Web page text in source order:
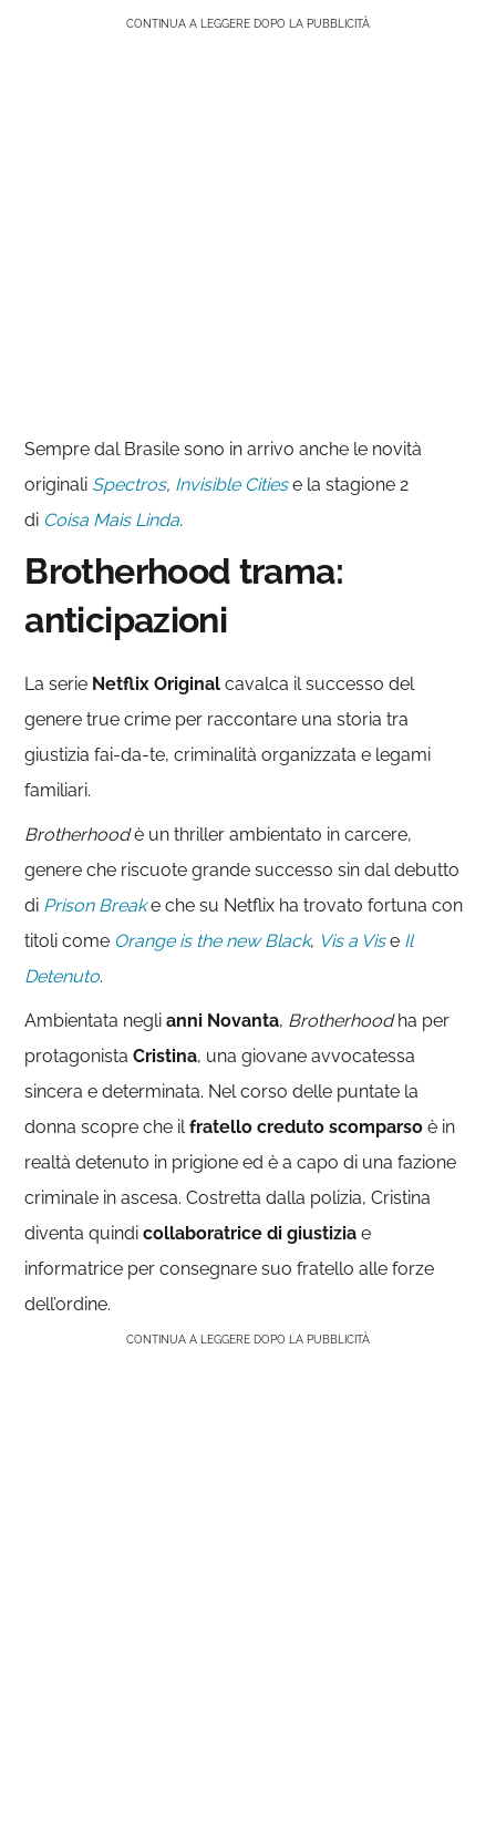
CONTINUA A LEGGERE DOPO LA PUBBLICITÀ
Sempre dal Brasile sono in arrivo anche le novità
originali Spectros, Invisible Citiese la stagione 2
di Coisa Mais Linda.
Brotherhood trama:
anticipazioni
La serie Netflix Original cavalca il successo del
genere true crime per raccontare una storia tra
giustizia fai-da-te, criminalità organizzata e legami
familiari.
Brotherhoodè un thriller ambientato in carcere,
genere che riscuote grande successo sin dal debutto
di Prison Breake che su Netflix ha trovato fortuna con
titoli come Orange is the new Black, Vis a Vise Il
Detenuto.
Ambientata neglianni Novanta, Brotherhoodha per
protagonistaCristina, una giovane avvocatessa
sincera e determinata. Nel corso delle puntate la
donna scopre che ilfratello creduto scomparso è in
realtà detenuto in prigione ed è a capo di una fazione
criminale in ascesa. Costretta dalla polizia, Cristina
diventa quindicollaboratrice di giustizia e
informatrice per consegnare suo fratello alle forze
dell’ordine.
CONTINUA A LEGGERE DOPO LA PUBBLICITÀ